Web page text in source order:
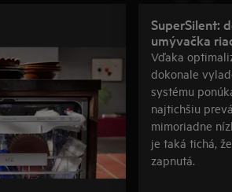
SuperSilent:
umývačka
Vďaka
dokonale
systému
najtichšiu
mimoriadne
je taká tichá,
zapnutá.